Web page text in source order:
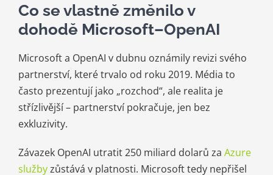
Co se vlastně změnilo v
dohodě Microsoft–OpenAI
Microsoft a OpenAI v dubnu oznámily revizi svého
partnerství, které trvalo od roku 2019. Média to
často prezentují jako „rozchod“, ale realita je
střízlivější – partnerství pokračuje, jen bez
exkluzivity.
Závazek OpenAI utratit 250 miliard dolarů za Azure
službyzůstává v platnosti. Microsoft tedy nepřišel